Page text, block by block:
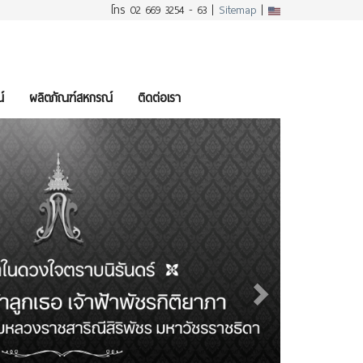
โทร 02 669 3254 - 63 | Sitemap |
ผลิตภัณฑ์สหกรณ์
ติดต่อเรา
Next